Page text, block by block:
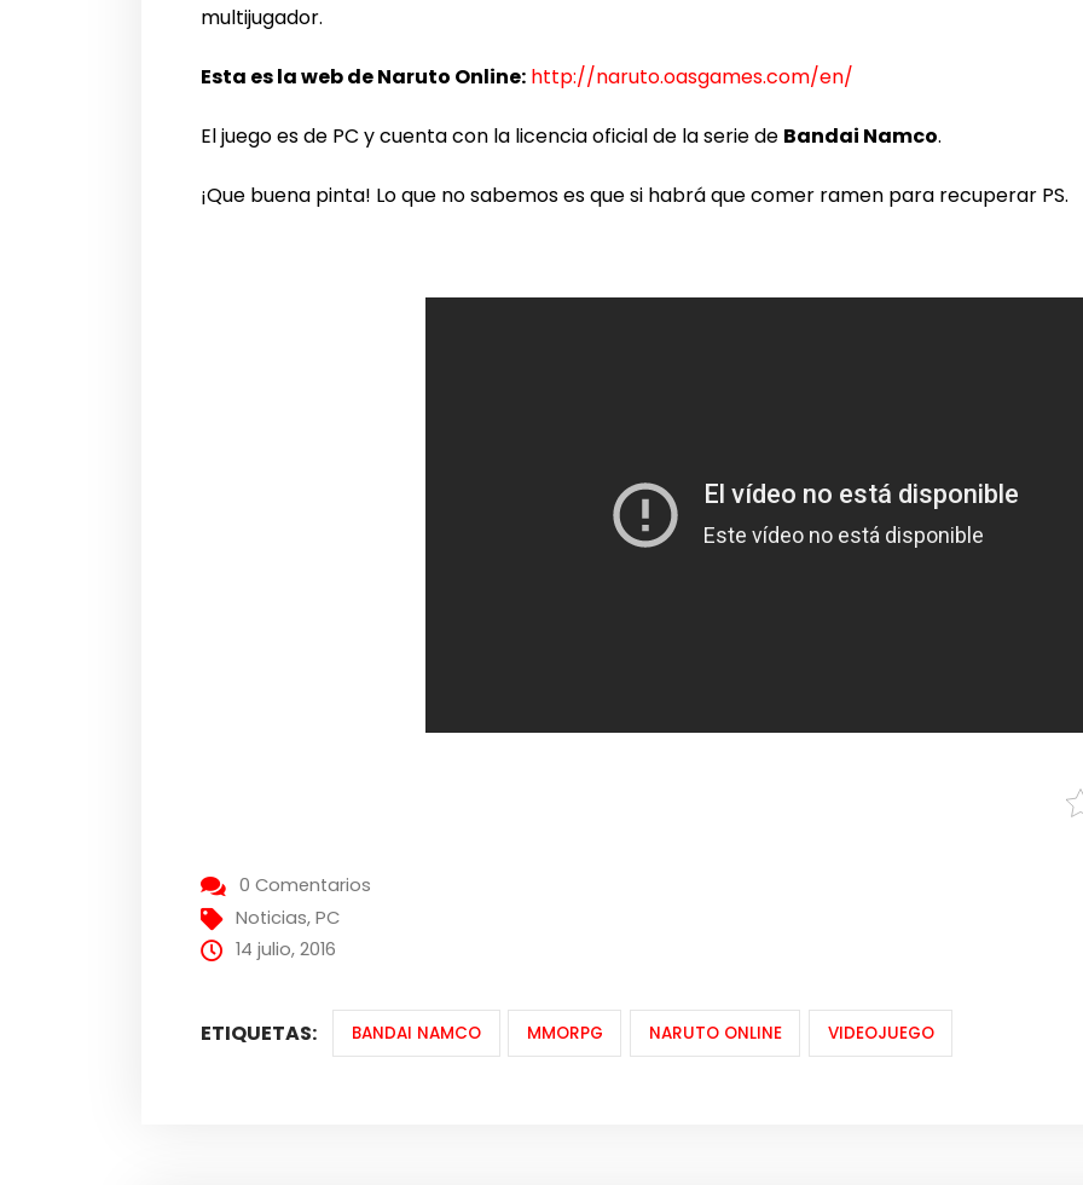
multijugador.
Esta es la web de Naruto Online: http://naruto.oasgames.com/en/
El juego es de PC y cuenta con la licencia oficial de la serie de Bandai Namco.
¡Que buena pinta! Lo que no sabemos es que si habrá que comer ramen para recuperar PS.
0 Comentarios
Noticias,PC
14 julio, 2016
ETIQUETAS: BANDAI NAMCO MMORPG NARUTO ONLINE VIDEOJUEGO